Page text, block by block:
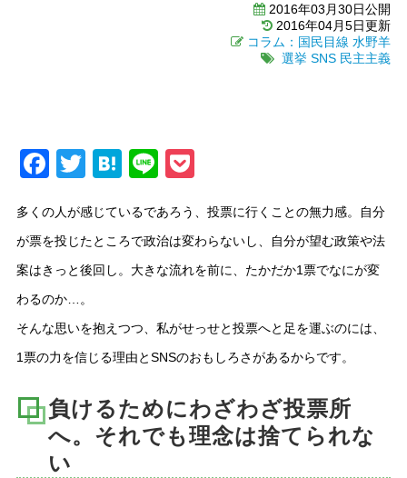
2016年03月30日公開
2016年04月5日更新
コラム：国民目線 水野羊
選挙 SNS 民主主義
Facebook
Twitter
Hatena
Line
多くの人が感じているであろう、投票に行くことの無力感。自分
が票を投じたところで政治は変わらないし、自分が望む政策や法
案はきっと後回し。大きな流れを前に、たかだか1票でなにが変
わるのか…。
そんな思いを抱えつつ、私がせっせと投票へと足を運ぶのには、
1票の力を信じる理由とSNSのおもしろさがあるからです。
負けるためにわざわざ投票所
へ。それでも理念は捨てられな
い